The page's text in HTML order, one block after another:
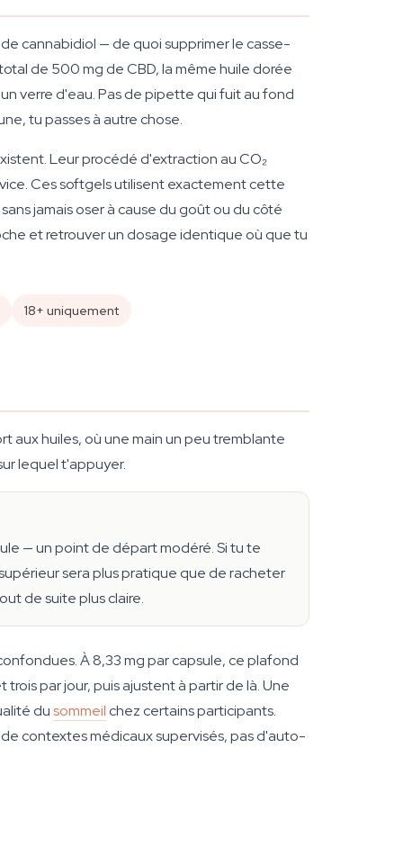
cannabidiol — de quoi supprimer le casse-
de 500 mg de CBD, la même huile dorée
verre d'eau. Pas de pipette qui fuit au fond
tu passes à autre chose.
Leur procédé d'extraction au CO₂
Ces softgels utilisent exactement cette
jamais oser à cause du goût ou du côté
et retrouver un dosage identique où que tu
18+ uniquement
aux huiles, où une main un peu tremblante
lequel t'appuyer.
— un point de départ modéré. Si tu te
sera plus pratique que de racheter
de suite plus claire.
À 8,33 mg par capsule, ce plafond
par jour, puis ajustent à partir de là. Une
dusommeil chez certains participants.
contextes médicaux supervisés, pas d'auto-